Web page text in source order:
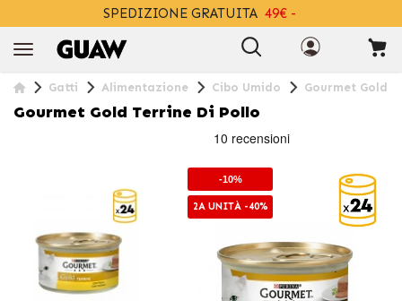
SPEDIZIONE GRATUITA 49€ -
Gatti Alimentazione Cibo Umido Gourmet Gold
Gourmet Gold Terrine Di Pollo
-10%
2A UNITÀ -40%